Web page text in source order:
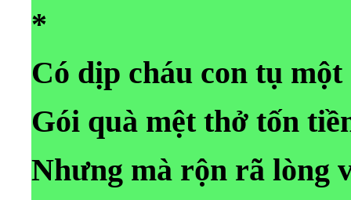
*
Có dịp cháu con tụ một
Gói quà mệt thở tốn
Nhưng mà rộn rã lòng